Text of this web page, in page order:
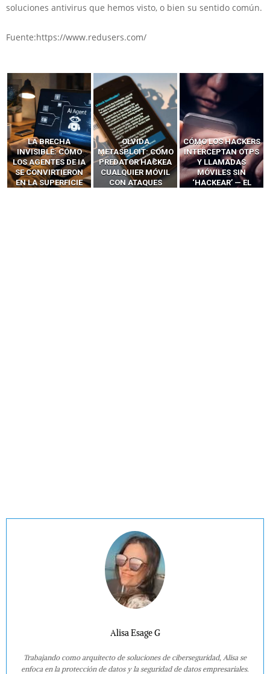
soluciones antivirus que hemos visto, o bien su sentido común.
Fuente:https://www.redusers.com/
LA BRECHA
INVISIBLE: CÓMO
LOS AGENTES DE IA
SE CONVIRTIERON
EN LA SUPERFICIE
OLVIDA
METASPLOIT: CÓMO
PREDATOR HACKEA
CUALQUIER MÓVIL
CON ATAQUES
CÓMO LOS HACKERS
INTERCEPTAN OTPS
Y LLAMADAS
MÓVILES SIN
‘HACKEAR’ — EL
Alisa Esage G
Trabajando como arquitecto de soluciones de ciberseguridad, Alisa se
enfoca en la protección de datos y la seguridad de datos empresariales.